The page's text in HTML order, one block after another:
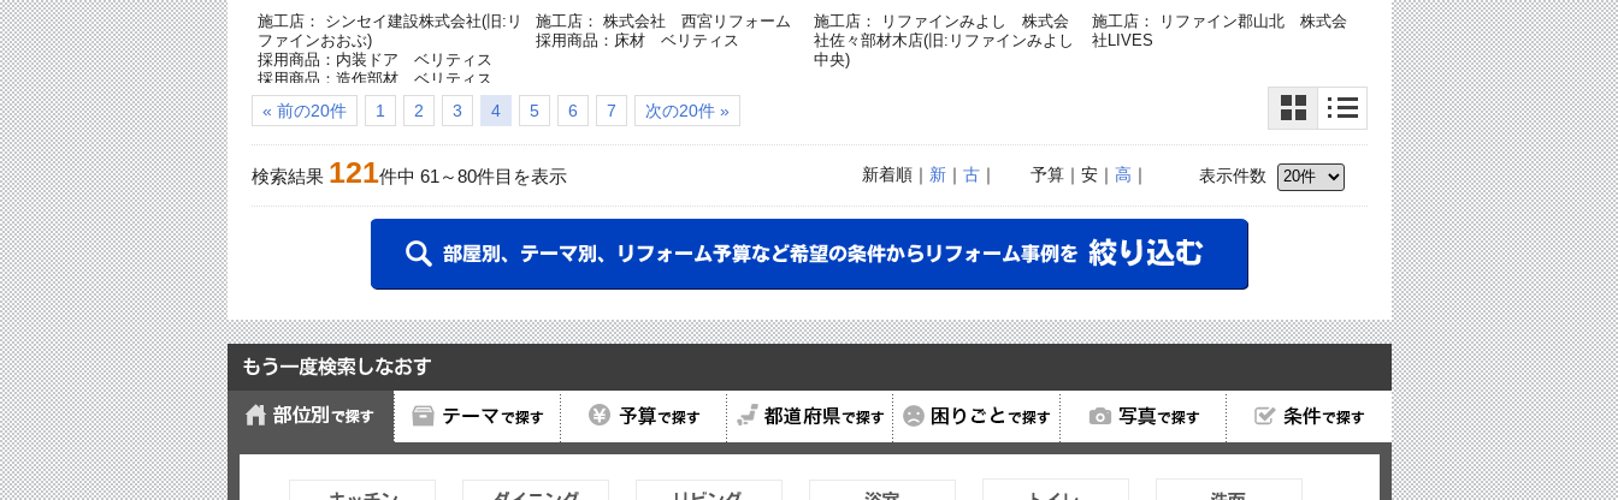
施工店： シンセイ建設株式会社(旧:リ
ファインおおぶ)
採用商品：内装ドア ベリティス
採用商品：造作部材 ベリティス
採用商品：TWINフロア
施工店： 株式会社 西宮リフォーム
採用商品：床材 ベリティス
施工店： リファインみよし 株式会
社佐々部材木店(旧:リファインみよし
中央)
施工店： リファイン郡山北 株式会
社LIVES
« 前の20件 1 2 3 4 5 6 7 次の20件 »
検索結果 121件中 61 ～80件目を表示 表示件数
予算｜安｜ 高 ｜
新着順｜ 新｜ 古｜